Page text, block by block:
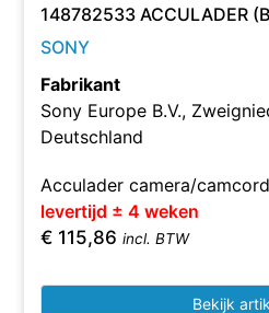
148782533 ACCULADER
SONY
Fabrikant
Sony Europe B.V.,
Deutschland
Acculader camera/
levertijd ± 4 weken
€ 115,86 incl. BTW
Bekijk